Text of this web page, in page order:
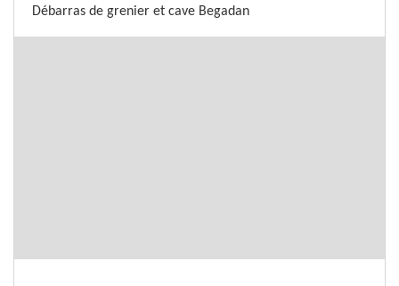
Débarras de grenier et cave Begadan